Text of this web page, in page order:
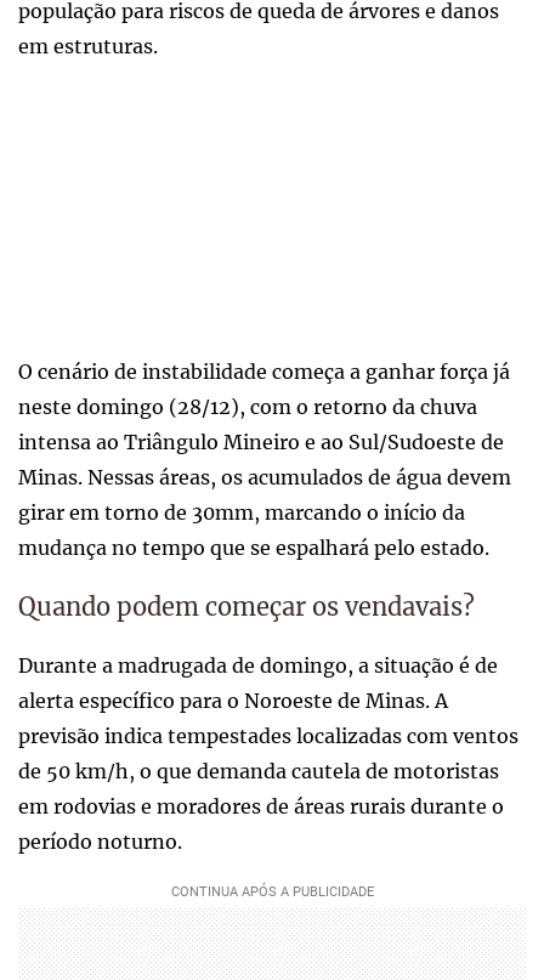
população para riscos de queda de árvores e danos
em estruturas.
O cenário de instabilidade começa a ganhar força já
neste domingo (28/12), com o retorno da chuva
intensa ao Triângulo Mineiro e ao Sul/Sudoeste de
Minas. Nessas áreas, os acumulados de água devem
girar em torno de 30mm, marcando o início da
mudança no tempo que se espalhará pelo estado.
Quando podem começar os vendavais?
Durante a madrugada de domingo, a situação é de
alerta específico para o Noroeste de Minas. A
previsão indica tempestades localizadas com ventos
de 50 km/h, o que demanda cautela de motoristas
em rodovias e moradores de áreas rurais durante o
período noturno.